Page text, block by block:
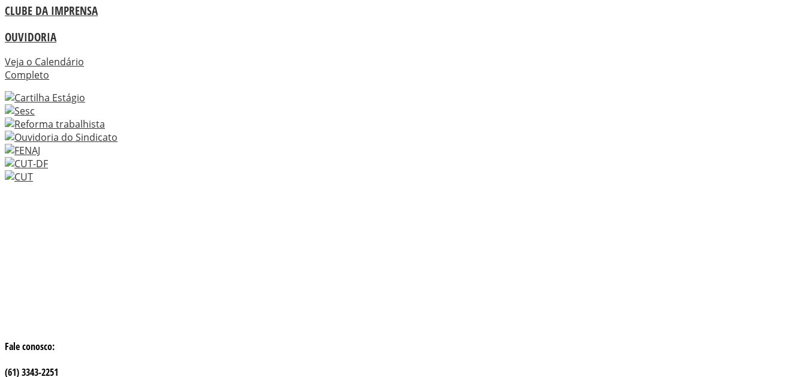
CLUBE DA IMPRENSA
OUVIDORIA
Veja o Calendário
Completo
Fale conosco:
(61) 3343-2251